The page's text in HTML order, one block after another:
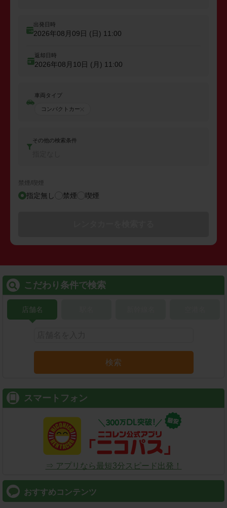
出発日時
2026年08月09日 (日) 11:00
返却日時
2026年08月10日 (月) 11:00
車両タイプ
コンパクトカー
その他の検索条件
禁煙/喫煙
指定無し 禁煙 喫煙
こだわり条件で検索
店舗名
検索
スマートフォン
⇒ アプリなら最短3分スピード出発！
おすすめコンテンツ